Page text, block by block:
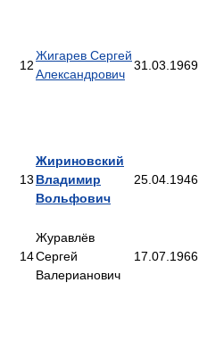
12
Жигарев Сергей
Александрович
31.03.1969
13
Жириновский
Владимир
Вольфович
25.04.1946
14
Журавлёв
Сергей
Валерианович
17.07.1966